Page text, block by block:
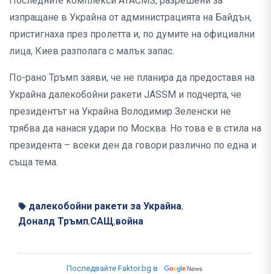
изпращане в Украйна от администрацията на Байдън,
пристигнаха през пролетта и, по думите на официални
лица, Киев разполага с малък запас.
По-рано Тръмп заяви, че не планира да предоставя на
Украйна далекобойни ракети JASSM и подчерта, че
президентът на Украйна Володимир Зеленски не
трябва да нанася удари по Москва. Но това е в стила на
президента – всеки ден да говори различно по една и
съща тема.
далекобойни ракети за Украйна,
Доналд Тръмп,САЩ,война
Последвайте Faktor.bg в